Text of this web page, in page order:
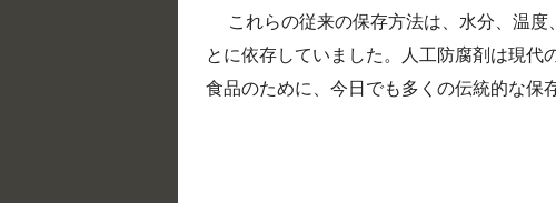
これらの従来の保存方法は、水分、温
とに依存していました。人工防腐剤は現
食品のために、今日でも多くの伝統的な保